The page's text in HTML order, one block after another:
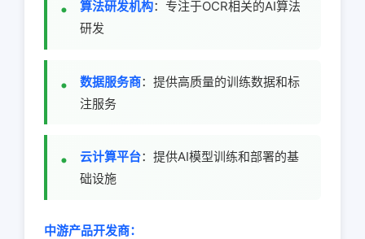
算法研发机构：专注于OCR相关的AI算法
研发
数据服务商：提供高质量的训练数据和标
注服务
云计算平台：提供AI模型训练和部署的基
础设施
中游产品开发商：